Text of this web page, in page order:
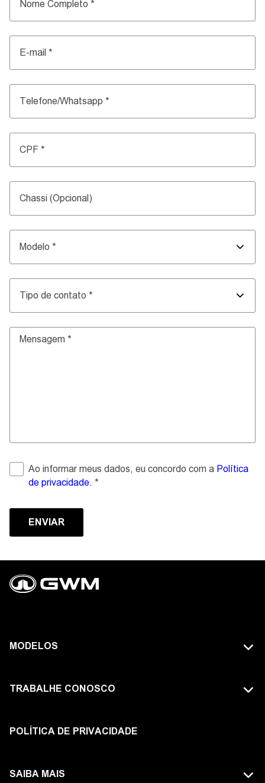
Nome Completo*
E-mail*
Telefone/Whatsapp*
CPF*
Chassi (Opcional)
Modelo*
Tipo de contato*
Ao informar meus dados, eu concordo com a Política
de privacidade. *
ENVIAR
MODELOS
HAVAL
POER
TRABALHE CONOSCO
POLÍTICA DE PRIVACIDADE
SAIBA MAIS